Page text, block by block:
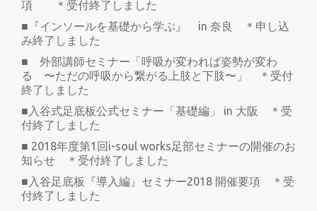
項 ＊受付終了しました
■『インソールを基礎から学ぶ』 in 奈良 ＊申し込
み終了しました
■ 外部講師セミナー「呼吸が変われば姿勢が変わ
る 〜ただの呼吸から繋がる上肢と下肢〜」 ＊受付
終了しました
■入谷式足底板公式セミナー「基礎編」 in 大阪 ＊受
付終了しました
■ 2018年度第1回i-soul works足部セミナーの開催のお
知らせ ＊受付終了しました
■入谷足底板『導入編』セミナー2018 開催要項 ＊受
付終了しました